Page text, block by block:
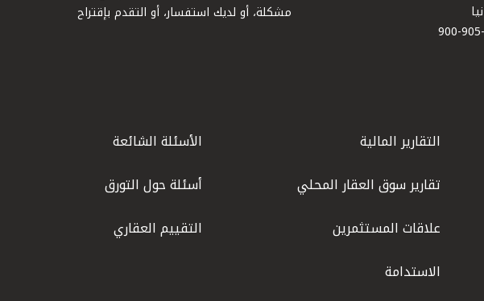
900-
مشكلة، أو لديك استفسار، أو التقدم بإقتراح
التقارير المالية
تقارير سوق العقار المحلي
علاقات المستثمرين
الاستدامة
الأسئلة الشائعة
أسئلة حول التورق
التقييم العقاري